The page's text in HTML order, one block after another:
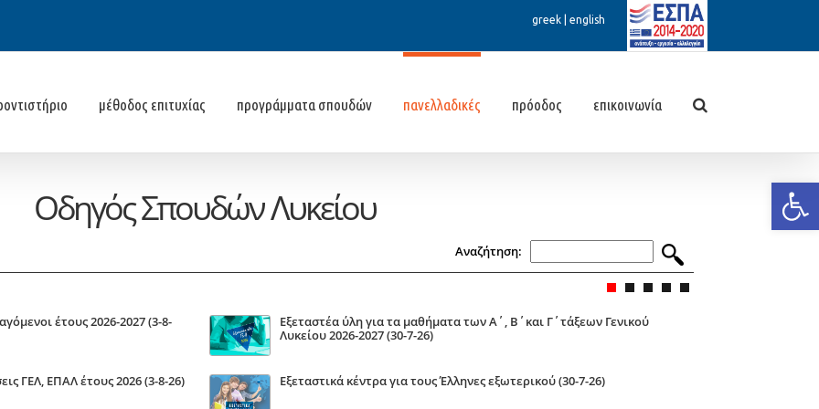
greek english
μέθοδος επιτυχίας προγράμματα σπουδών πανελλαδικές πρόοδος επικοινωνία